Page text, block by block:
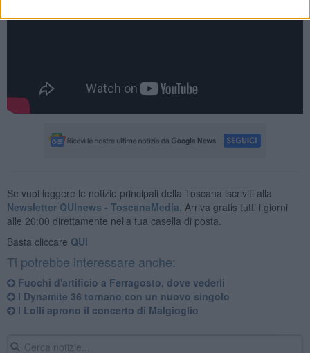
Se vuoi leggere le notizie principali della Toscana iscriviti alla
Newsletter QUInews - ToscanaMedia. Arriva gratis tutti i giorni
alle 20:00 direttamente nella tua casella di posta.
Basta cliccare QUI
Ti potrebbe interessare anche:
Fuochi d'artificio a Ferragosto, dove vederli
I Dynamite 36 tornano con un nuovo singolo
​I Lolli aprono il concerto di Malgioglio